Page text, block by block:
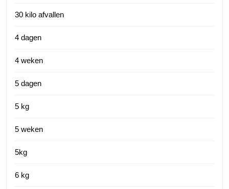
30 kilo afvallen
4 dagen
4 weken
5 dagen
5 kg
5 weken
5kg
6 kg